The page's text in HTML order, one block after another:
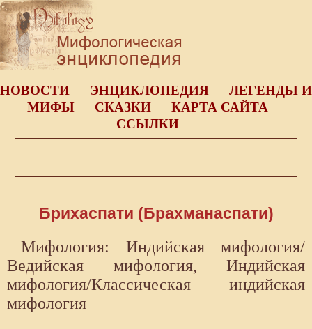
НОВОСТИ ЭНЦИКЛОПЕДИЯ
ЛЕГЕНДЫ И
МИФЫ
СКАЗКИ
КАРТА САЙТА
ССЫЛКИ
Брихаспати (Брахманаспати)
Мифология: Индийская мифология/
Ведийская мифология, Индийская
мифология/Классическая индийская
мифология